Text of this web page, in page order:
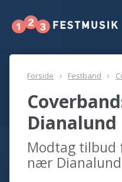
Forside Festband
Dianalund
Modtag tilbud
nær